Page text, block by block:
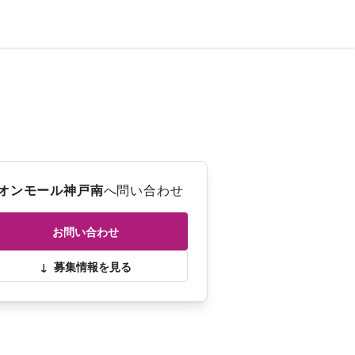
ンモール神戸南へ問い合わせ
お問い合わせ
↓ 募集情報を見る